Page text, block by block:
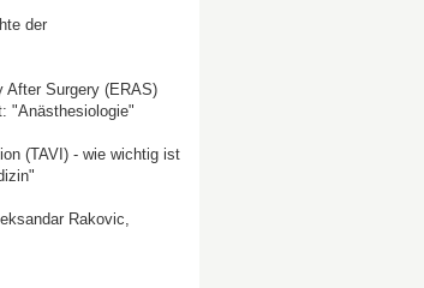
der
After Surgery (ERAS)
"Anästhesiologie"
(TAVI) - wie wichtig ist
Rakovic,